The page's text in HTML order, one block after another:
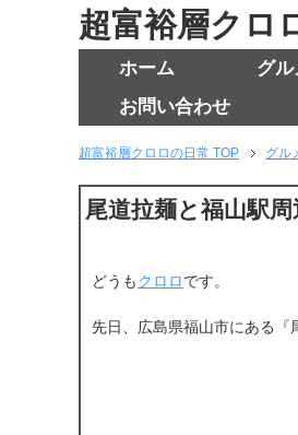
超富裕層クロ
ホーム グル
お問い合わせ
超富裕層クロロの日常 TOP グル
尾道拉麺と福山駅
どうもクロロです。
先日、広島県福山市にある『